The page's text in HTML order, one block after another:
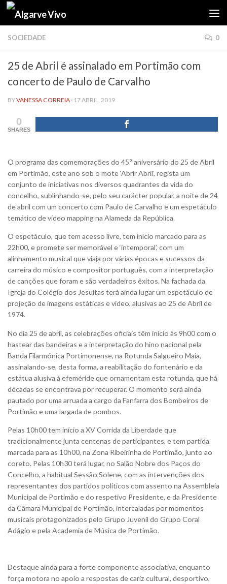
Skip to content
SOCIEDADE 0
25 de Abril é assinalado em Portimão com
concerto de Paulo de Carvalho
BYVANESSA CORREIA · 17 ABRIL, 2019
0
SHARES
O programa das comemorações do 45º aniversário do 25 de Abril
em Portimão, este ano sob o mote ‘Abrir Abril’, regista um
conjunto de iniciativas nos diversos quadrantes da vida do
concelho, sublinhando-se, pelo seu carácter popular, a noite de 24
de abril com um concerto com Paulo de Carvalho e um espetáculo
temático de vídeo mapping na Alameda da República.
O espetáculo, que tem acesso livre, tem início marcado para as
22h00, e promete ser memorável e ‘intemporal’, com um
alinhamento musical que viaja por várias épocas e sucessos da
carreira do músico e compositor português, com a interpretação
de canções que foram e são verdadeiros êxitos. Na fachada da
Igreja do Colégio dos Jesuítas terá ainda lugar um espetáculo de
projeção de imagens estáticas e vídeo, alusivas ao 25 de Abril de
1974.
No dia 25 de abril, as celebrações oficiais têm início às 9h00 com o
hastear das bandeiras e a interpretação do hino nacional pela
Banda Filarmónica Portimonense, na Rotunda Salgueiro Maia,
assinalando-se, desta forma, a reabilitação do fontenário e da
estátua alusiva à efeméride que ornamentam esta rotunda, que há
décadas se encontrava por recuperar. O momento será ainda
pautado por uma arruada a cargo da Fanfarra dos Bombeiros de
Portimão e uma largada de pombos.
Pelas 10h00 tem início a XV Corrida da Liberdade que
tradicionalmente junta centenas de participantes, e tem partida
marcada para as 10h00, na Zona Ribeirinha de Portimão, junto ao
coreto. Pelas 10h30 terá lugar, no Salão Nobre dos Paços do
Concelho, a habitual Sessão Solene, com as intervenções dos
representantes dos partidos políticos com assento na Assembleia
Municipal de Portimão e do respetivo Presidente, e da Presidente
da Câmara Municipal de Portimão, intercaladas por momentos
musicais protagonizados pelo Grupo Juvenil do Grupo Coral
Adágio e pela Academia de Música de Portimão.
Destaque ainda para a forte componente associativa, enquanto
força motora no apoio a respostas de cariz cultural, desportivo,